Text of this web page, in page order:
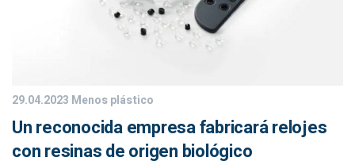
29.04.2023 Menos plástico
Un reconocida empresa fabricará relojes
con resinas de origen biológico